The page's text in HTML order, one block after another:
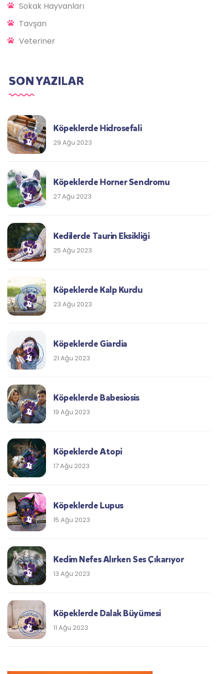
Sokak Hayvanları
Tavşan
Veteriner
SON YAZILAR
Köpeklerde Hidrosefali
29 Ağu 2023
Köpeklerde Horner Sendromu
27 Ağu 2023
Kedilerde Taurin Eksikliği
25 Ağu 2023
Köpeklerde Kalp Kurdu
23 Ağu 2023
Köpeklerde Giardia
21 Ağu 2023
Köpeklerde Babesiosis
19 Ağu 2023
Köpeklerde Atopi
17 Ağu 2023
Köpeklerde Lupus
15 Ağu 2023
Kedim Nefes Alırken Ses Çıkarıyor
13 Ağu 2023
Köpeklerde Dalak Büyümesi
11 Ağu 2023